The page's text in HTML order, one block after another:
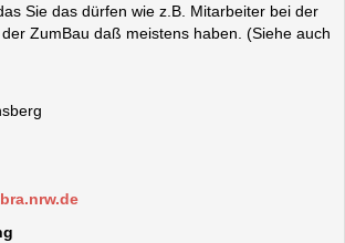
Sie das dürfen wie z.B. Mitarbeiter bei der
ZumBau daß meistens haben. (Siehe auch